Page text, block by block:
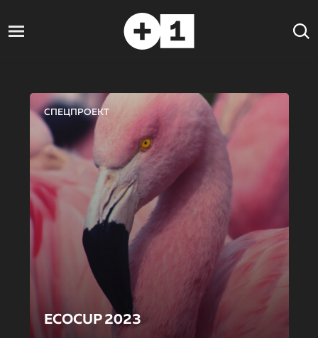
СПЕЦПРОЕКТ
ECOCUP 2023